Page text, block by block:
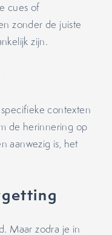
cues of
zonder de juiste
zijn.
contexten
de herinnering op
aanwezig is, het
Maar zodra je in